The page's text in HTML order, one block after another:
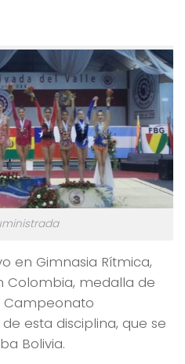
en Gimnasia Rítmica,
Colombia, medalla de
Campeonato
esta disciplina, que se
Bolivia.